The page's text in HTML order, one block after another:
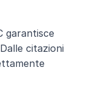
garantisce
citazioni